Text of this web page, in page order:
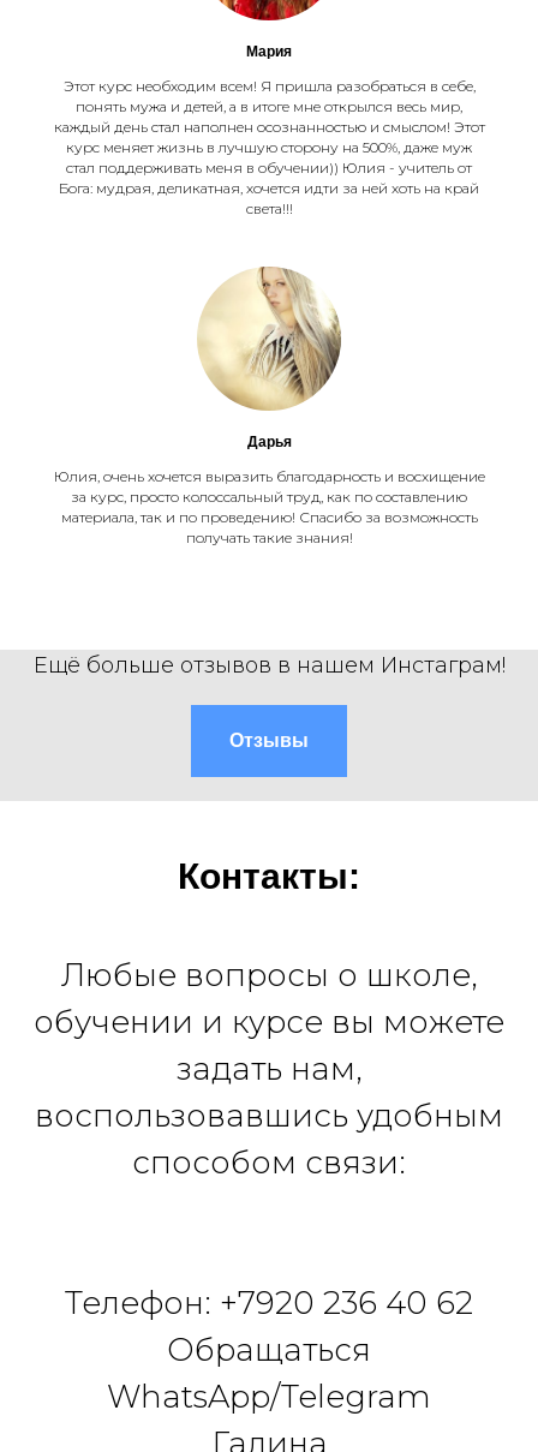
Мария
Этот курс необходим всем! Я пришла разобраться в себе,
понять мужа и детей, а в итоге мне открылся весь мир,
каждый день стал наполнен осознанностью и смыслом! Этот
курс меняет жизнь в лучшую сторону на 500%, даже муж
стал поддерживать меня в обучении)) Юлия - учитель от
Бога: мудрая, деликатная, хочется идти за ней хоть на край
света!!!
Дарья
Юлия, очень хочется выразить благодарность и восхищение
за курс, просто колоссальный труд, как по составлению
материала, так и по проведению! Спасибо за возможность
получать такие знания!
Ещё больше отзывов в нашем Инстаграм!
Отзывы
Контакты:
Любые вопросы о школе,
обучении и курсе вы можете
задать нам,
воспользовавшись удобным
способом связи:
Телефон: +7920 236 40 62
Обращаться
WhatsApp/Telegram
Галина